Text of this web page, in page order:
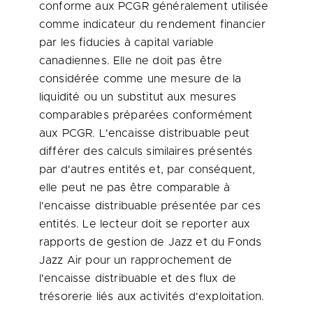
conforme aux PCGR généralement utilisée
comme indicateur du rendement financier
par les fiducies à capital variable
canadiennes. Elle ne doit pas être
considérée comme une mesure de la
liquidité ou un substitut aux mesures
comparables préparées conformément
aux PCGR. L'encaisse distribuable peut
différer des calculs similaires présentés
par d'autres entités et, par conséquent,
elle peut ne pas être comparable à
l'encaisse distribuable présentée par ces
entités. Le lecteur doit se reporter aux
rapports de gestion de Jazz et du Fonds
Jazz Air pour un rapprochement de
l'encaisse distribuable et des flux de
trésorerie liés aux activités d'exploitation.